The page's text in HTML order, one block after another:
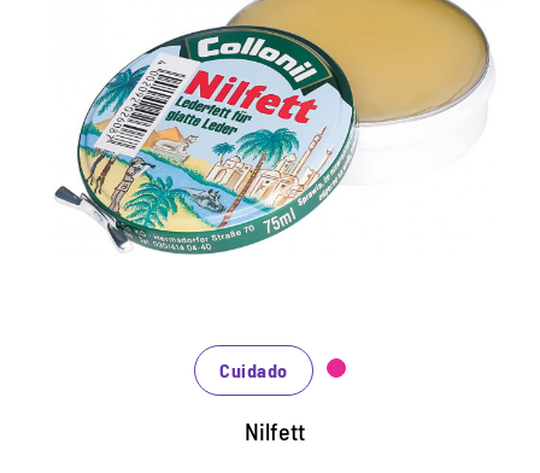
Grasa de cuero cuidadoso
Aceite de cuero festivo para el cuidado intenso
del cuero liso y rugoso.
Mantiene un suave y de cuero de grano flexible y
lo protege.
Poner grasa del Nile en un paño, aplique
Cuidado
Nilfett